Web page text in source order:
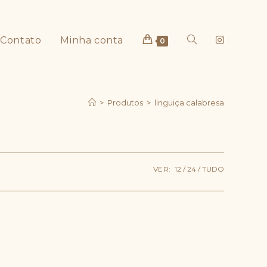
Contato Minha conta 0 Alternar
> Produtos > linguiça calabresa
VER: 12 24 TUDO